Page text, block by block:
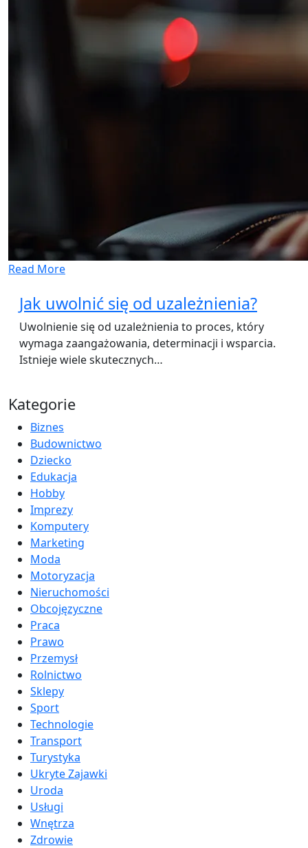
Read More
Jak uwolnić się od uzależnienia?
Uwolnienie się od uzależnienia to proces, który
wymaga zaangażowania, determinacji i wsparcia.
Istnieje wiele skutecznych…
Kategorie
Biznes
Budownictwo
Dziecko
Edukacja
Hobby
Imprezy
Komputery
Marketing
Moda
Motoryzacja
Nieruchomości
Obcojęzyczne
Praca
Prawo
Przemysł
Rolnictwo
Sklepy
Sport
Technologie
Transport
Turystyka
Ukryte Zajawki
Uroda
Usługi
Wnętrza
Zdrowie